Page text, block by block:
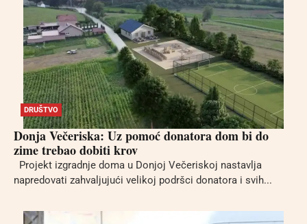
DRUŠTVO
Donja Večeriska: Uz pomoć donatora dom bi do
zime trebao dobiti krov
Projekt izgradnje doma u Donjoj Večeriskoj nastavlja
napredovati zahvaljujući velikoj podršci donatora i svih...